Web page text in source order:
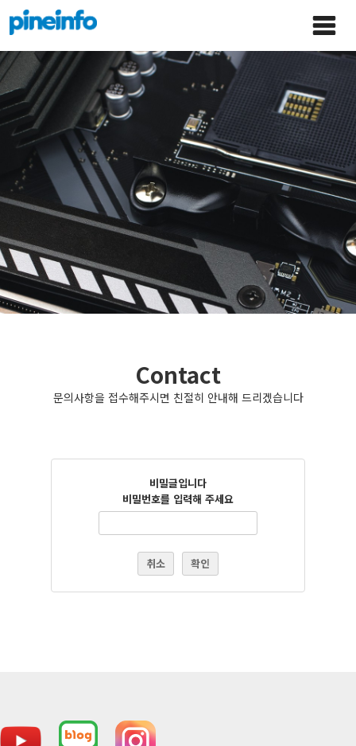
콘텐츠로
건너뛰기
Main
Menu
Contact
문의사항을 접수해주시면 친절히 안내해 드리겠습니다
비밀글입니다
비밀번호를 입력해 주세요
취소 확인
파인인포 홈으로 이동